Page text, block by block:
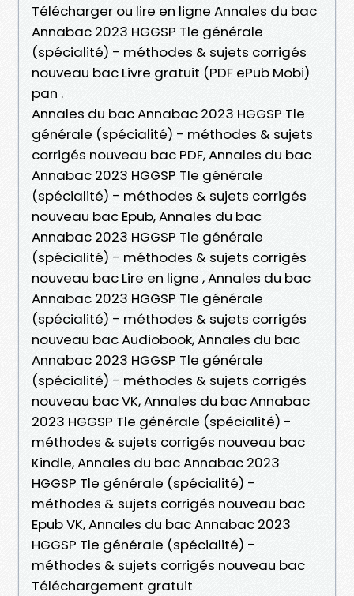
Télécharger ou lire en ligne Annales du bac
Annabac 2023 HGGSP Tle générale
(spécialité) - méthodes & sujets corrigés
nouveau bac Livre gratuit (PDF ePub Mobi)
pan .
Annales du bac Annabac 2023 HGGSP Tle
générale (spécialité) - méthodes & sujets
corrigés nouveau bac PDF, Annales du bac
Annabac 2023 HGGSP Tle générale
(spécialité) - méthodes & sujets corrigés
nouveau bac Epub, Annales du bac
Annabac 2023 HGGSP Tle générale
(spécialité) - méthodes & sujets corrigés
nouveau bac Lire en ligne , Annales du bac
Annabac 2023 HGGSP Tle générale
(spécialité) - méthodes & sujets corrigés
nouveau bac Audiobook, Annales du bac
Annabac 2023 HGGSP Tle générale
(spécialité) - méthodes & sujets corrigés
nouveau bac VK, Annales du bac Annabac
2023 HGGSP Tle générale (spécialité) -
méthodes & sujets corrigés nouveau bac
Kindle, Annales du bac Annabac 2023
HGGSP Tle générale (spécialité) -
méthodes & sujets corrigés nouveau bac
Epub VK, Annales du bac Annabac 2023
HGGSP Tle générale (spécialité) -
méthodes & sujets corrigés nouveau bac
Téléchargement gratuit